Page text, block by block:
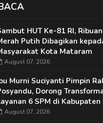
HUT Ke-81 RI,
Putih Dibagikan
Kota Mataram
August 07, 2026
Murni Suciyanti Pimpin
Dorong
6 SPM di Kabupaten
August 07, 2026